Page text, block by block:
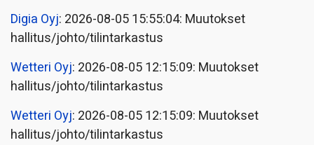
Digia Oyj: 2026-08-05 15:55:04: Muutokset
hallitus/johto/tilintarkastus
Wetteri Oyj: 2026-08-05 12:15:09: Muutokset
hallitus/johto/tilintarkastus
Wetteri Oyj: 2026-08-05 12:15:09: Muutokset
hallitus/johto/tilintarkastus